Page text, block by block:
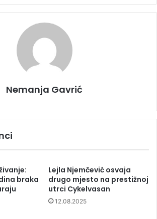
Nemanja Gavrić
braka
Lejla Njemčević osvaja
drugo mjesto na prestižnoj
utrci Cykelvasan
12.08.2025